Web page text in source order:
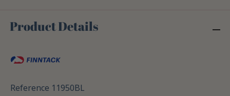
Product Details
Reference 11950BL